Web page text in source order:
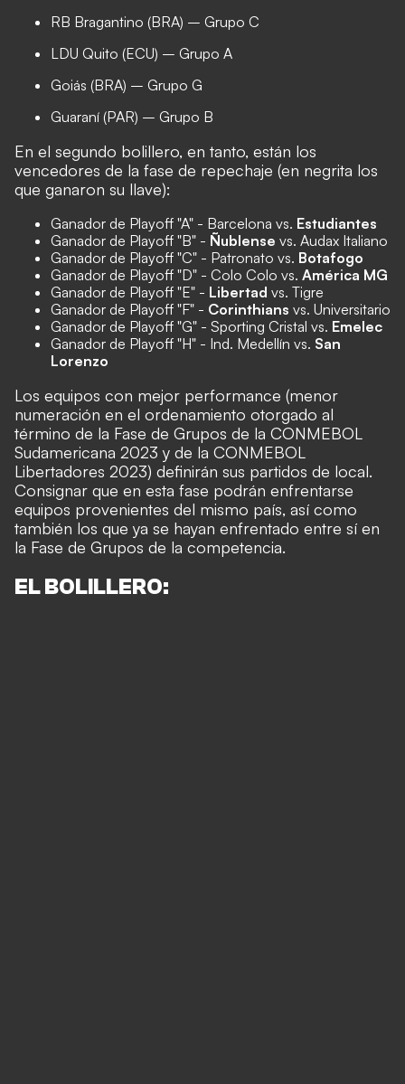
RB Bragantino (BRA) – Grupo C
LDU Quito (ECU) – Grupo A
Goiás (BRA) – Grupo G
Guaraní (PAR) – Grupo B
En el segundo bolillero, en tanto, están los
vencedores de la fase de repechaje (en negrita los
que ganaron su llave):
Ganador de Playoff "A" - Barcelona vs. Estudiantes
Ganador de Playoff "B" - Ñublense vs. Audax Italiano
Ganador de Playoff "C" - Patronato vs. Botafogo
Ganador de Playoff "D" - Colo Colo vs. América MG
Ganador de Playoff "E" - Libertad vs. Tigre
Ganador de Playoff "F" - Corinthians vs. Universitario
Ganador de Playoff "G" - Sporting Cristal vs. Emelec
Ganador de Playoff "H" - Ind. Medellín vs. San
Lorenzo
Los equipos con mejor performance (menor
numeración en el ordenamiento otorgado al
término de la Fase de Grupos de la CONMEBOL
Sudamericana 2023 y de la CONMEBOL
Libertadores 2023) definirán sus partidos de local.
Consignar que en esta fase podrán enfrentarse
equipos provenientes del mismo país, así como
también los que ya se hayan enfrentado entre sí en
la Fase de Grupos de la competencia.
EL BOLILLERO: